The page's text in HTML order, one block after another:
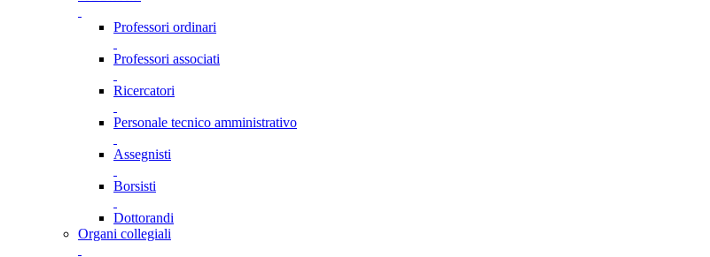
Professori ordinari
Professori associati
Ricercatori
Personale tecnico amministrativo
Assegnisti
Borsisti
Dottorandi
Organi collegiali